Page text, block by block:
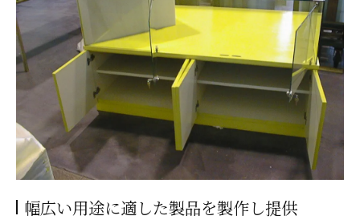
幅広い用途に適した製品を製作し提供